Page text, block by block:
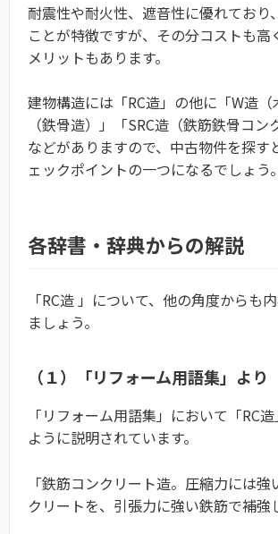
耐震性や耐火性、遮音性に優れており
ことが特徴ですが、その分コストも高
メリットもあります。
建物構造には「RC造」の他に「W造
（鉄骨造）」「SRC造（鉄筋鉄骨コン
などがありますので、中古物件を探す
ェックポイントの一つになるでしょう。
各辞書・辞典からの解説
「RC造 」について、他の角度からも
ましょう。
（１）「リフォーム用語集」より
「リフォーム用語集」において「RC
ように説明されています。
「鉄筋コンクリート造。圧縮力には
クリートを、引張力に強い鉄筋で補強